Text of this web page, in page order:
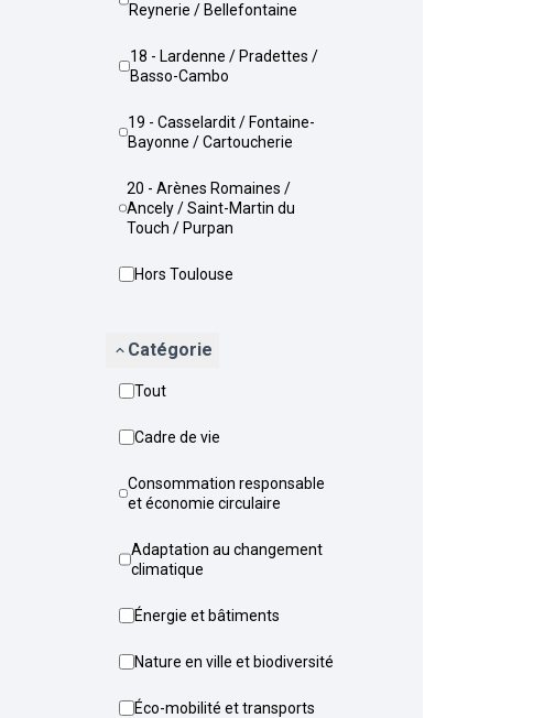
Reynerie / Bellefontaine
18 - Lardenne / Pradettes /
Basso-Cambo
19 - Casselardit / Fontaine-
Bayonne / Cartoucherie
20 - Arènes Romaines /
Ancely / Saint-Martin du
Touch / Purpan
Hors Toulouse
Catégorie
Tout
Cadre de vie
Consommation responsable
et économie circulaire
Adaptation au changement
climatique
Énergie et bâtiments
Nature en ville et biodiversité
Éco-mobilité et transports